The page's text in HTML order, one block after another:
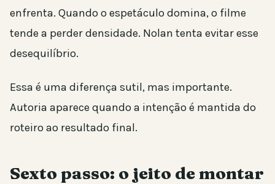
enfrenta. Quando o espetáculo domina, o filme
tende a perder densidade. Nolan tenta evitar esse
desequilíbrio.
Essa é uma diferença sutil, mas importante.
Autoria aparece quando a intenção é mantida do
roteiro ao resultado final.
Sexto passo: o jeito de montar